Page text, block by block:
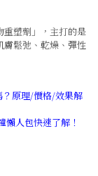
重塑劑」，主打的是
膚鬆弛、乾燥、彈性
原理/價格/效果解
人包快速了解！